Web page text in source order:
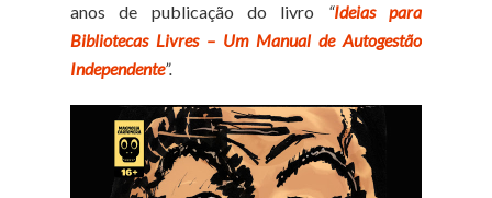
anos de publicação do livro “Ideias para
Bibliotecas Livres – Um Manual de Autogestão
Independente”.